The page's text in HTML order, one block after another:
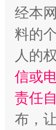
经本
料的
人的
信或
责任
布，